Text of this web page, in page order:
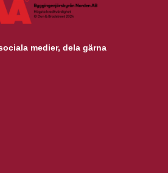
medier, dela gärna